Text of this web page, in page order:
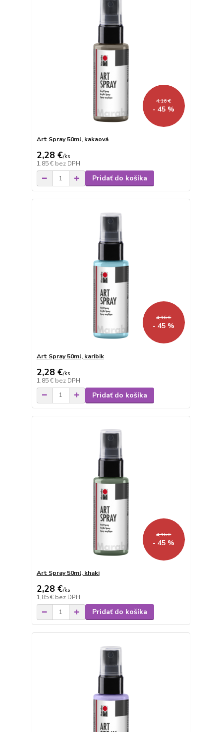
4,16 €
- 45 %
Art Spray 50ml, kakaová
2,28 €/ks
1,85 € bez DPH
Pridať do košíka
4,16 €
- 45 %
Art Spray 50ml, karibik
2,28 €/ks
1,85 € bez DPH
Pridať do košíka
4,16 €
- 45 %
Art Spray 50ml, khaki
2,28 €/ks
1,85 € bez DPH
Pridať do košíka